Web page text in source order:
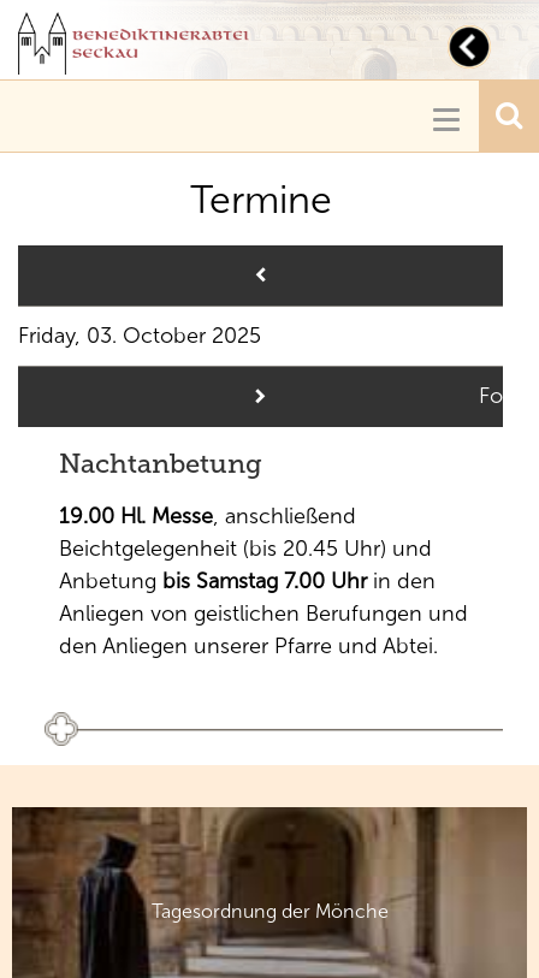
Toggle
Termine
Friday, 03. October 2025
Nachtanbetung
19.00 Hl. Messe, anschließend
Beichtgelegenheit (bis 20.45 Uhr) und
Anbetung bis Samstag 7.00 Uhrin den
Anliegen von geistlichen Berufungen und
den Anliegen unserer Pfarre und Abtei.
Tagesordnung der Mönche